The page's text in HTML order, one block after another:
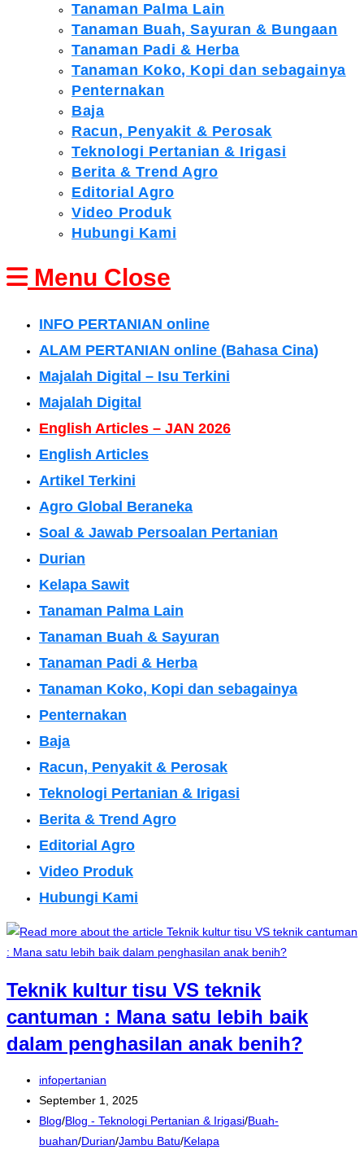
Tanaman Palma Lain
Tanaman Buah, Sayuran & Bungaan
Tanaman Padi & Herba
Tanaman Koko, Kopi dan sebagainya
Penternakan
Baja
Racun, Penyakit & Perosak
Teknologi Pertanian & Irigasi
Berita & Trend Agro
Editorial Agro
Video Produk
Hubungi Kami
Menu Close
INFO PERTANIAN online
ALAM PERTANIAN online (Bahasa Cina)
Majalah Digital – Isu Terkini
Majalah Digital
English Articles – JAN 2026
English Articles
Artikel Terkini
Agro Global Beraneka
Soal & Jawab Persoalan Pertanian
Durian
Kelapa Sawit
Tanaman Palma Lain
Tanaman Buah & Sayuran
Tanaman Padi & Herba
Tanaman Koko, Kopi dan sebagainya
Penternakan
Baja
Racun, Penyakit & Perosak
Teknologi Pertanian & Irigasi
Berita & Trend Agro
Editorial Agro
Video Produk
Hubungi Kami
Teknik kultur tisu VS teknik
cantuman : Mana satu lebih baik
dalam penghasilan anak benih?
infopertanian
September 1, 2025
Blog/Blog - Teknologi Pertanian & Irigasi/Buah-
buahan/Durian/Jambu Batu/Kelapa